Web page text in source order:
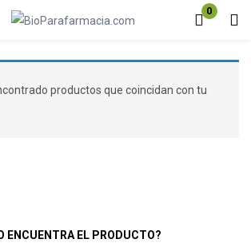
0
de sesión Registro
de usuario y contraseña para iniciar sesión.
productos que coincidan con tu
ENCUENTRA EL PRODUCTO?